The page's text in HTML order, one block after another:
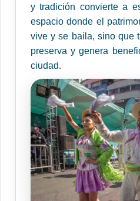
y tradición convierte a
espacio donde el
vive y se baila, sino que
preserva y genera
ciudad.